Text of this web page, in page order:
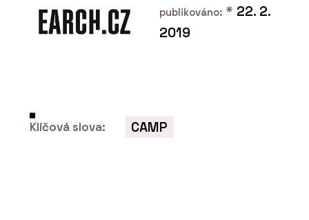
publikováno: * 22. 2.
2019
Klíčová slova: CAMP